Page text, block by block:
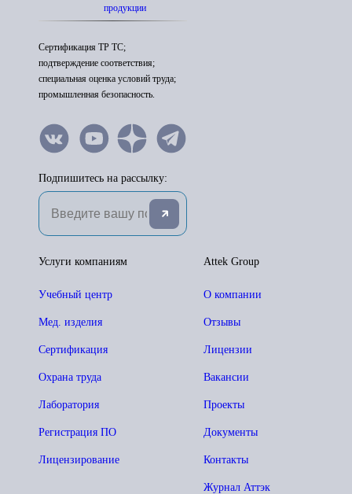
продукции
Сертификация ТР ТС;
подтверждение соответствия;
специальная оценка условий труда;
промышленная безопасность.
Подпишитесь на рассылку:
Attek Group
О компании
Отзывы
Лицензии
Вакансии
Проекты
Документы
Контакты
Журнал Аттэк
Услуги компаниям
Учебный центр
Мед. изделия
Сертификация
Охрана труда
Лаборатория
Регистрация ПО
Лицензирование